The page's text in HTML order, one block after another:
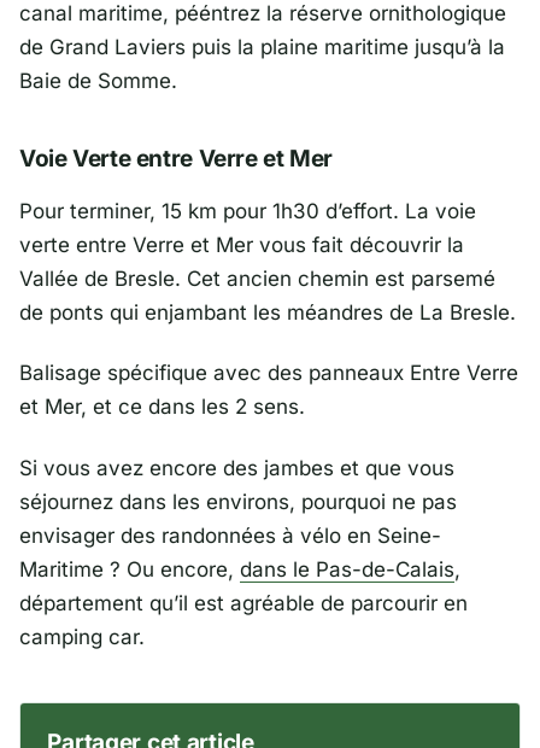
canal maritime, pééntrez la réserve ornithologique
de Grand Laviers puis la plaine maritime jusqu’à la
Baie de Somme.
Voie Verte entre Verre et Mer
Pour terminer, 15 km pour 1h30 d’effort. La voie
verte entre Verre et Mer vous fait découvrir la
Vallée de Bresle. Cet ancien chemin est parsemé
de ponts qui enjambant les méandres de La Bresle.
Balisage spécifique avec des panneaux Entre Verre
et Mer, et ce dans les 2 sens.
Si vous avez encore des jambes et que vous
séjournez dans les environs, pourquoi ne pas
envisager des randonnées à vélo en Seine-
Maritime ? Ou encore, dans le Pas-de-Calais,
département qu’il est agréable de parcourir en
camping car.